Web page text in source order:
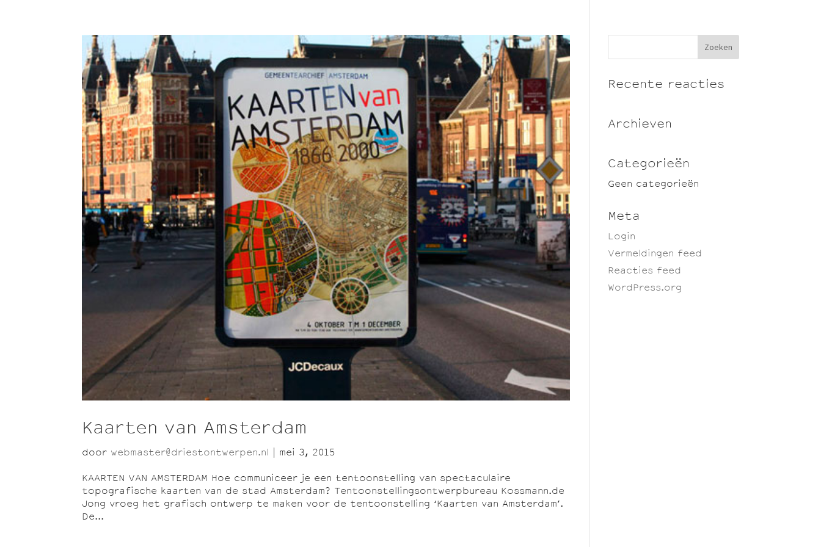
Kaarten van Amsterdam
door webmaster@driestontwerpen.nl mei 3, 2015
KAARTEN VAN AMSTERDAM Hoe communiceer je een tentoonstelling van spectaculaire
topografische kaarten van de stad Amsterdam? Tentoonstellingsontwerpbureau Kossmann.de
Jong vroeg het grafisch ontwerp te maken voor de tentoonstelling ‘Kaarten van Amsterdam’.
De...
Recente reacties
Archieven
Categorieën
Geen categorieën
Meta
Login
Vermeldingen feed
Reacties feed
WordPress.org